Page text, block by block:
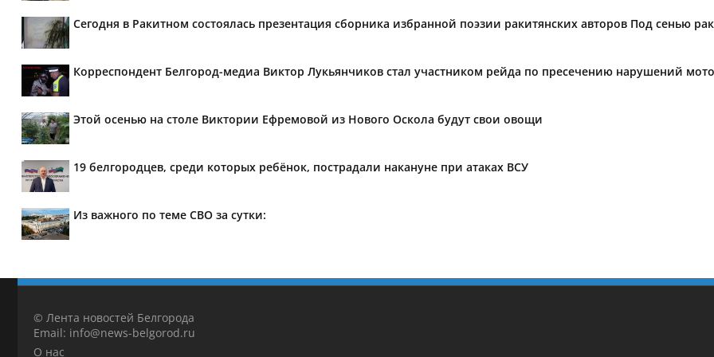
Сегодня в Ракитном состоялась презентация сборника избранной поэзии ракитянских авторов Под сенью
Корреспондент Белгород-медиа Виктор Лукьянчиков стал участником рейда по пресечению нарушений
Этой осенью на столе Виктории Ефремовой из Нового Оскола будут свои овощи
19 белгородцев, среди которых ребёнок, пострадали накануне при атаках ВСУ
Из важного по теме СВО за сутки:
© Лента новостей Белгорода
Email: info@news-belgorod.ru
О нас